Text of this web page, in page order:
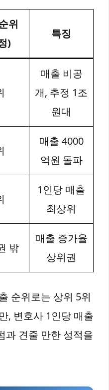
위
)
특징
매출 비공
개, 추정 1조
원대
매출 4000
억원 돌파
1인당 매출
최상위
밖
매출 증가율
상위권
순위로는 상위 5위
, 변호사 1인당 매출
과 견줄 만한 성적을